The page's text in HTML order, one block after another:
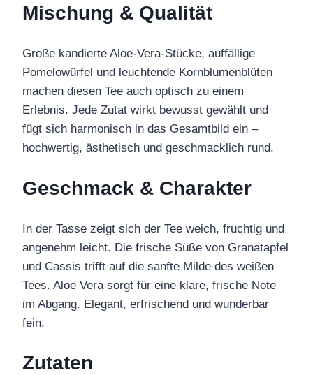
Mischung & Qualität
Große kandierte Aloe-Vera-Stücke, auffällige
Pomelowürfel und leuchtende Kornblumenblüten
machen diesen Tee auch optisch zu einem
Erlebnis. Jede Zutat wirkt bewusst gewählt und
fügt sich harmonisch in das Gesamtbild ein –
hochwertig, ästhetisch und geschmacklich rund.
Geschmack & Charakter
In der Tasse zeigt sich der Tee weich, fruchtig und
angenehm leicht. Die frische Süße von Granatapfel
und Cassis trifft auf die sanfte Milde des weißen
Tees. Aloe Vera sorgt für eine klare, frische Note
im Abgang. Elegant, erfrischend und wunderbar
fein.
Zutaten